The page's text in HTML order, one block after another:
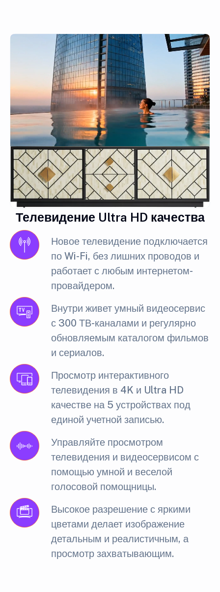
Телевидение Ultra HD качества
Новое телевидение подключается
по Wi-Fi, без лишних проводов и
работает с любым интернетом-
провайдером.
Внутри живет умный видеосервис
с 300 ТВ-каналами и регулярно
обновляемым каталогом фильмов
и сериалов.
Просмотр интерактивного
телевидения в 4K и Ultra HD
качестве на 5 устройствах под
единой учетной записью.
Управляйте просмотром
телевидения и видеосервисом с
помощью умной и веселой
голосовой помощницы.
Высокое разрешение с яркими
цветами делает изображение
детальным и реалистичным, а
просмотр захватывающим.